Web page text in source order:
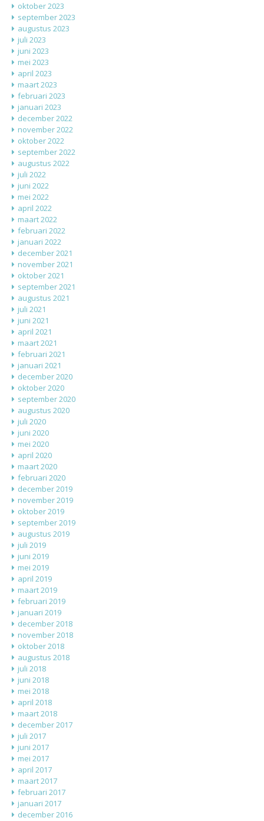
oktober 2023
september 2023
augustus 2023
juli 2023
juni 2023
mei 2023
april 2023
maart 2023
februari 2023
januari 2023
december 2022
november 2022
oktober 2022
september 2022
augustus 2022
juli 2022
juni 2022
mei 2022
april 2022
maart 2022
februari 2022
januari 2022
december 2021
november 2021
oktober 2021
september 2021
augustus 2021
juli 2021
juni 2021
april 2021
maart 2021
februari 2021
januari 2021
december 2020
oktober 2020
september 2020
augustus 2020
juli 2020
juni 2020
mei 2020
april 2020
maart 2020
februari 2020
december 2019
november 2019
oktober 2019
september 2019
augustus 2019
juli 2019
juni 2019
mei 2019
april 2019
maart 2019
februari 2019
januari 2019
december 2018
november 2018
oktober 2018
augustus 2018
juli 2018
juni 2018
mei 2018
april 2018
maart 2018
december 2017
juli 2017
juni 2017
mei 2017
april 2017
maart 2017
februari 2017
januari 2017
december 2016